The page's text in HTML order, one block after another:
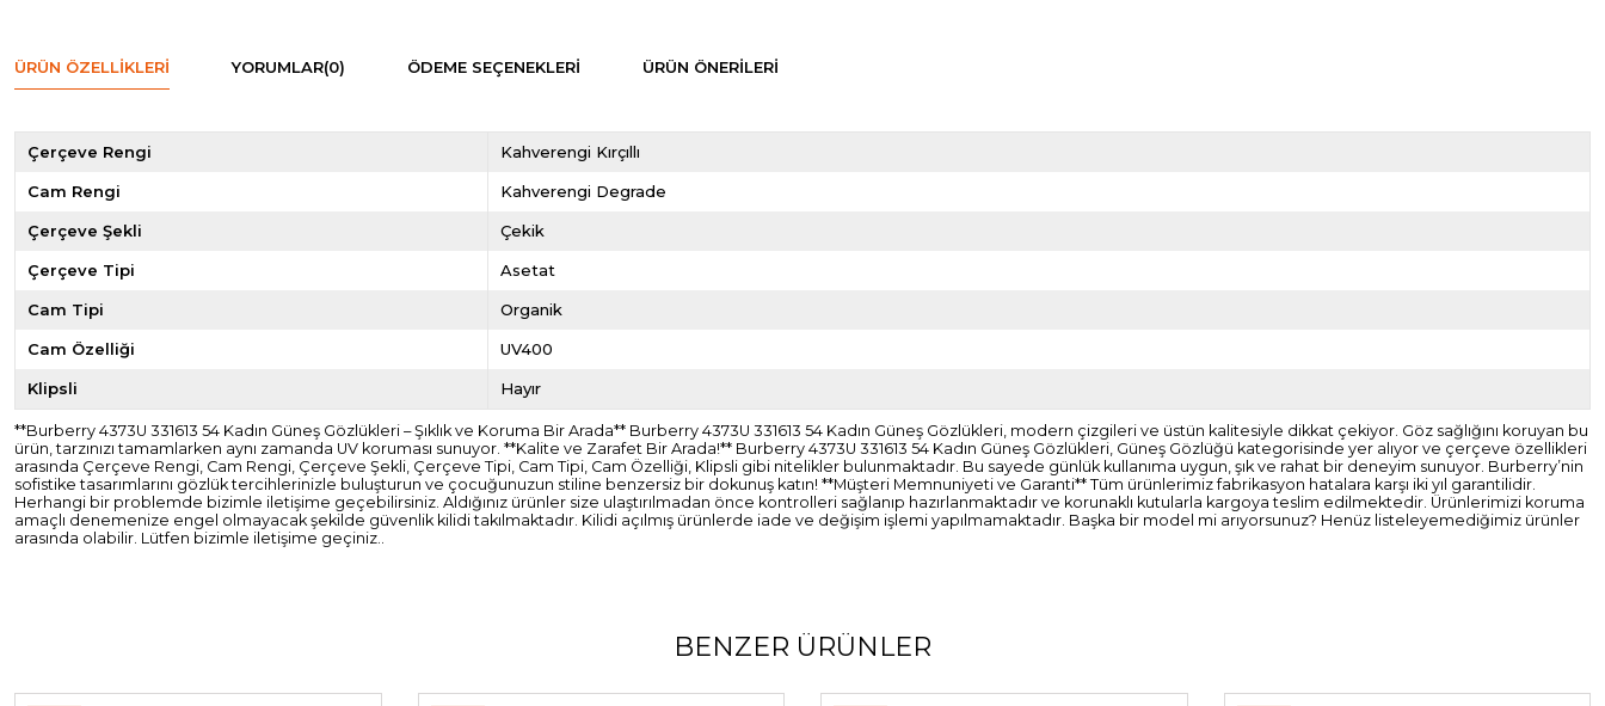
ÜRÜN ÖZELLIKLERI YORUMLAR(0) ÖDEME SEÇENEKLERI ÜRÜN ÖNERILERI
Çerçeve Rengi Kahverengi Kırçıllı
Cam Rengi Kahverengi Degrade
Çerçeve Şekli Çekik
Çerçeve Tipi Asetat
Cam Tipi Organik
Cam Özelliği UV400
Klipsli Hayır
**Burberry 4373U 331613 54 Kadın Güneş Gözlükleri – Şıklık ve Koruma Bir Arada** Burberry 4373U 331613 54 Kadın Güneş Gözlükleri, modern çizgileri ve üstün kalitesiyle dikkat çekiyor. Göz sağlığını koruyan bu
ürün, tarzınızı tamamlarken aynı zamanda UV koruması sunuyor. **Kalite ve Zarafet Bir Arada!** Burberry 4373U 331613 54 Kadın Güneş Gözlükleri, Güneş Gözlüğü kategorisinde yer alıyor ve çerçeve özellikleri
arasında Çerçeve Rengi, Cam Rengi, Çerçeve Şekli, Çerçeve Tipi, Cam Tipi, Cam Özelliği, Klipsli gibi nitelikler bulunmaktadır. Bu sayede günlük kullanıma uygun, şık ve rahat bir deneyim sunuyor. Burberry’nin
sofistike tasarımlarını gözlük tercihlerinizle buluşturun ve çocuğunuzun stiline benzersiz bir dokunuş katın! **Müşteri Memnuniyeti ve Garanti** Tüm ürünlerimiz fabrikasyon hatalara karşı iki yıl garantilidir.
Herhangi bir problemde bizimle iletişime geçebilirsiniz. Aldığınız ürünler size ulaştırılmadan önce kontrolleri sağlanıp hazırlanmaktadır ve korunaklı kutularla kargoya teslim edilmektedir. Ürünlerimizi koruma
amaçlı denemenize engel olmayacak şekilde güvenlik kilidi takılmaktadır. Kilidi açılmış ürünlerde iade ve değişim işlemi yapılmamaktadır. Başka bir model mi arıyorsunuz? Henüz listeleyemediğimiz ürünler
arasında olabilir. Lütfen bizimle iletişime geçiniz..
BENZER ÜRÜNLER